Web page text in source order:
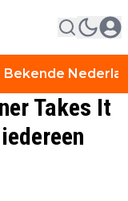
Bekende
Takes It